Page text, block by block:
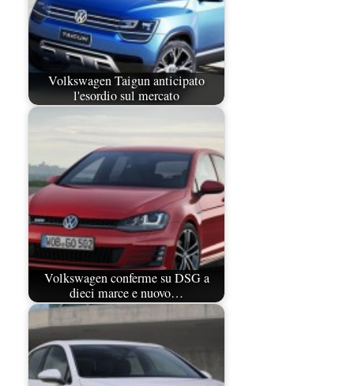
Volkswagen Taigun anticipato
l'esordio sul mercato
Volkswagen conferme su DSG a
dieci marce e nuovo…